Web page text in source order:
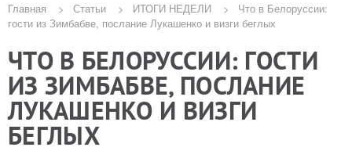
Строка
навигации
Главная Статьи ИТОГИ НЕДЕЛИ
Что в Белоруссии:
гости из Зимбабве, послание Лукашенко и визги беглых
ЧТО В БЕЛОРУССИИ: ГОСТИ
ИЗ ЗИМБАБВЕ, ПОСЛАНИЕ
ЛУКАШЕНКО И ВИЗГИ
БЕГЛЫХ